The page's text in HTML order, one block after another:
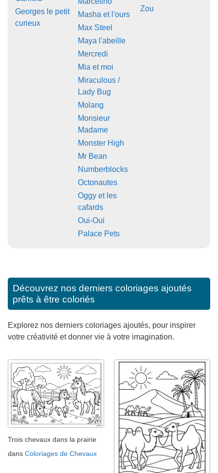
Georges le petit
curieux
Masha et l'ours
Max Steel
Maya l'abeille
Mercredi
Mia et moi
Miraculous /
Lady Bug
Molang
Monsieur
Madame
Monster High
Mr Bean
Numberblocks
Octonautes
Oggy et les
cafards
Oui-Oui
Palace Pets
Zou
Découvrez nos derniers coloriages ajoutés
prêts à être coloriés
Explorez nos derniers coloriages ajoutés, pour inspirer
votre créativité et donner vie à votre imagination.
Trois chevaux dans la prairie
dans Coloriages de Chevaux